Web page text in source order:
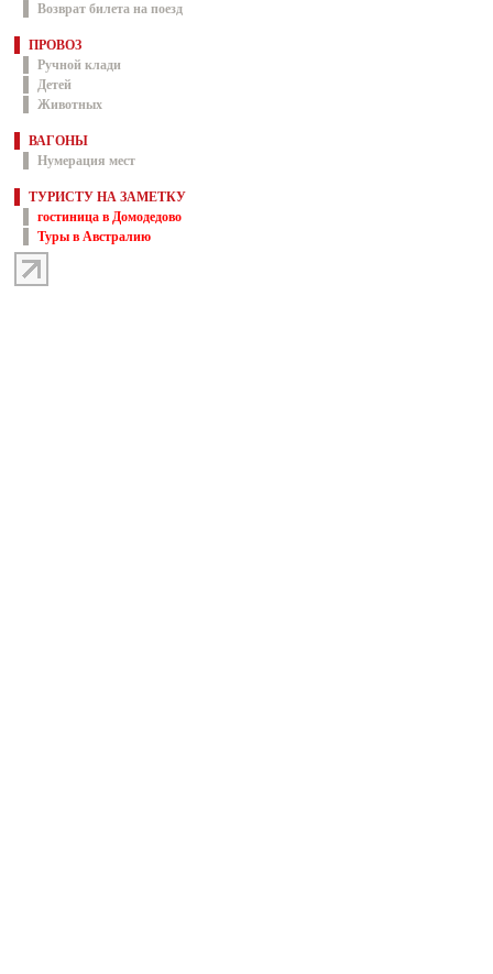
Возврат билета на поезд
ПРОВОЗ
Ручной клади
Детей
Животных
ВАГОНЫ
Нумерация мест
ТУРИСТУ НА ЗАМЕТКУ
гостиница в Домодедово
Туры в Австралию